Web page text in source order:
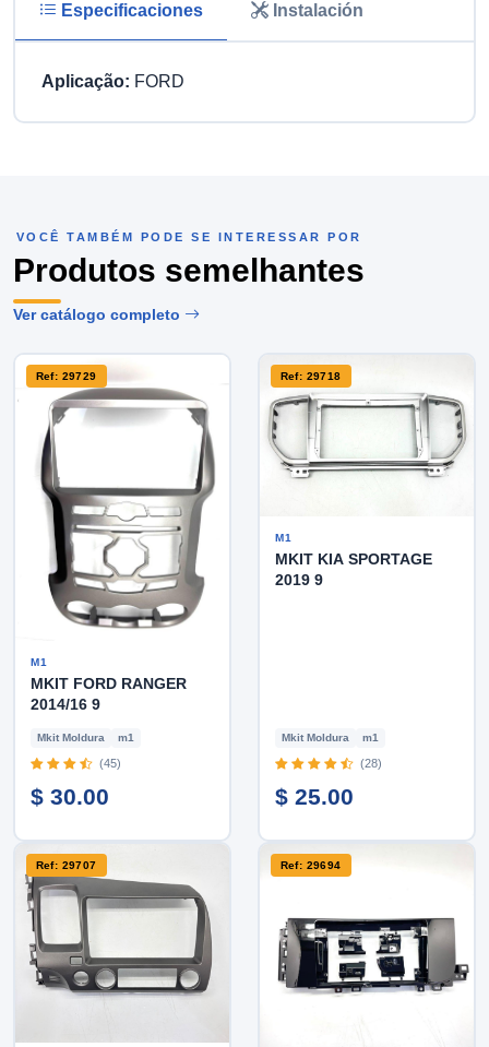
Especificaciones Instalación
Aplicação: FORD
VOCÊ TAMBÉM PODE SE INTERESSAR POR
Produtos semelhantes
Ver catálogo completo
Ref: 29729
M1
MKIT FORD RANGER
2014/16 9
Mkit Moldura m1
(45)
$ 30.00
Ref: 29718
M1
MKIT KIA SPORTAGE
2019 9
Mkit Moldura m1
(28)
$ 25.00
Ref: 29707 Ref: 29694